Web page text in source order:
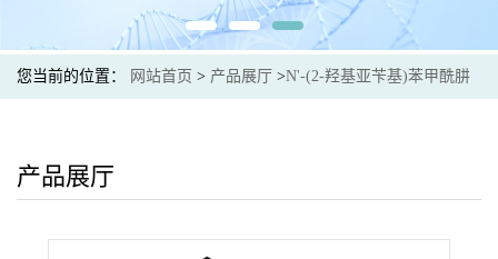
您当前的位置： 网站首页 > 产品展厅 >N'-(2-羟基亚苄基)苯甲酰肼
产品展厅